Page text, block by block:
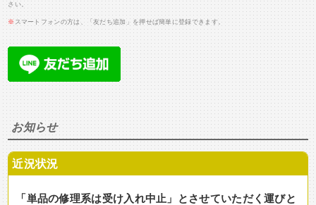
さい。
※ スマートフォンの方は、「友だち追加」を押せば簡単に登録できます。
お知らせ
近況状況
「単品の修理系は受け入れ中止」とさせていただく運びと